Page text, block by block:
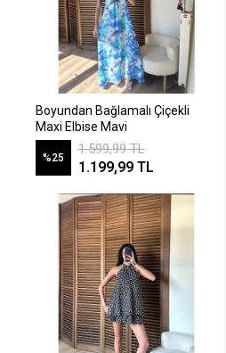
Boyundan Bağlamalı Çiçekli
Maxi Elbise Mavi
%25
1.599,99 TL
1.199,99 TL